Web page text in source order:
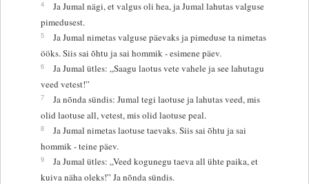
4
Ja Jumal nägi, et valgus oli hea, ja Jumal lahutas valguse
pimedusest.
5
Ja Jumal nimetas valguse päevaks ja pimeduse ta nimetas
ööks. Siis sai õhtu ja sai hommik - esimene päev.
6
Ja Jumal ütles: „Saagu laotus vete vahele ja see lahutagu
veed vetest!”
7
Ja nõnda sündis: Jumal tegi laotuse ja lahutas veed, mis
olid laotuse all, vetest, mis olid laotuse peal.
8
Ja Jumal nimetas laotuse taevaks. Siis sai õhtu ja sai
hommik - teine päev.
9
Ja Jumal ütles: „Veed kogunegu taeva all ühte paika, et
kuiva näha oleks!” Ja nõnda sündis.